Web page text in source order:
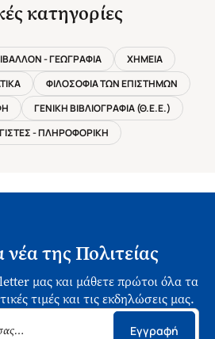
κατηγορίες
- ΓΕΩΓΡΑΦΙΑ
ΧΗΜΕΙΑ
ΦΙΛΟΣΟΦΙΑ ΤΩΝ ΕΠΙΣΤΗΜΩΝ
ΓΕΝΙΚΗ ΒΙΒΛΙΟΓΡΑΦΙΑ (Θ.Ε.Ε.)
- ΠΛΗΡΟΦΟΡΙΚΗ
της Πολιτείας
μας και μάθετε πρώτοι όλα τα
τιμές και τις εκδηλώσεις μας.
Εγγραφή